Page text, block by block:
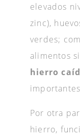
elevados
zinc),
verdes;
alimentos
hierro
Por otra
hierro,